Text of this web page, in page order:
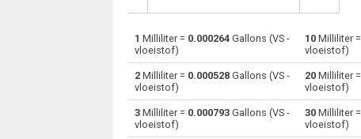
ml Milliliter naar Bushels (UK)
ml Milliliter naar Bushels (VS)
ml Milliliter naar Centiliters
1 Milliliter = 0.000264 Gallons (VS -
vloeistof)
10 Milliliter =
vloeistof)
2 Milliliter = 0.000528 Gallons (VS -
vloeistof)
20 Milliliter =
vloeistof)
3 Milliliter = 0.000793 Gallons (VS -
vloeistof)
30 Milliliter =
vloeistof)